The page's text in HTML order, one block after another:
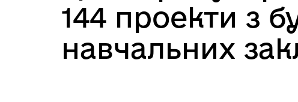
144 проекти з
навчальних